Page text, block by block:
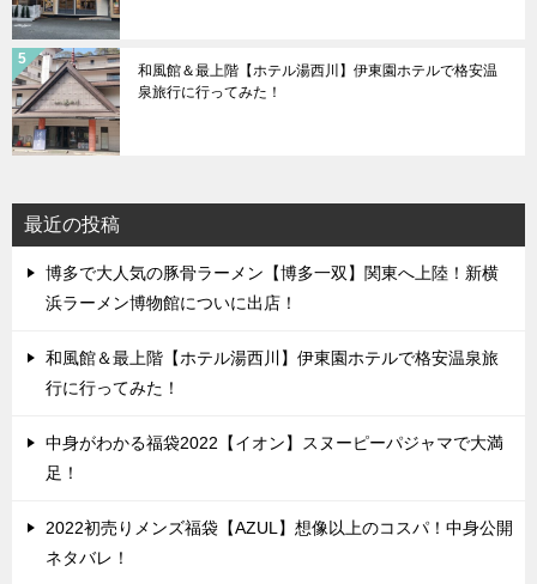
和風館＆最上階【ホテル湯西川】伊東園ホテルで格安温
泉旅行に行ってみた！
最近の投稿
博多で大人気の豚骨ラーメン【博多一双】関東へ上陸！新横
浜ラーメン博物館についに出店！
和風館＆最上階【ホテル湯西川】伊東園ホテルで格安温泉旅
行に行ってみた！
中身がわかる福袋2022【イオン】スヌーピーパジャマで大満
足！
2022初売りメンズ福袋【AZUL】想像以上のコスパ！中身公開
ネタバレ！